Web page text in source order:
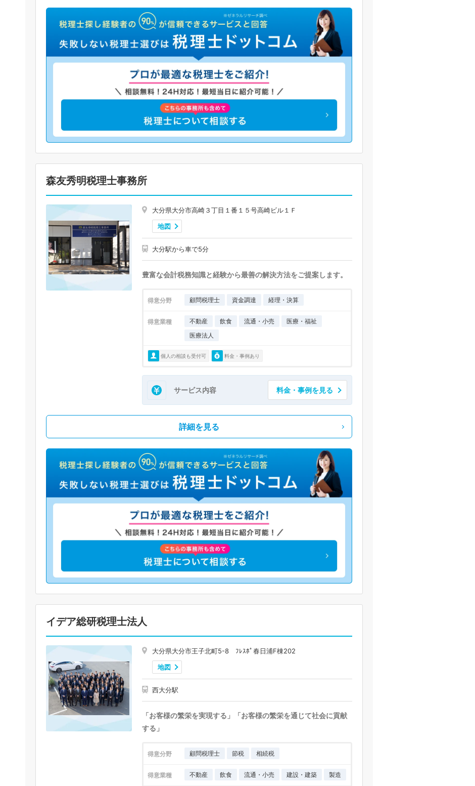
森友秀明税理士事務所
大分県大分市高崎３丁目１番１５号高崎ビル１Ｆ
地図
大分駅から車で5分
豊富な会計税務知識と経験から最善の解決方法をご提案します。
得意分野 顧問税理士 資金調達 経理・決算
得意業種 不動産 飲食 流通・小売
医療・福祉
医療法人
個人の相談も受付可 料金・事例あり
サービス内容 料金・事例を見る
詳細を見る
イデア総研税理士法人
大分県大分市王子北町5-8 ﾌﾚｽﾎﾟ春日浦F棟202
地図
西大分駅
「お客様の繁栄を実現する」「お客様の繁栄を通じて社会に貢献
する」
得意分野 顧問税理士 節税 相続税
得意業種 不動産 飲食 流通・小売 建設・建築 製造